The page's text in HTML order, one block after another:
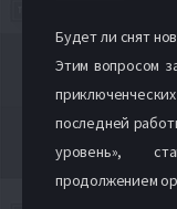
Будет ли снят
Этим вопросом
последней
уровень»,
продолжением